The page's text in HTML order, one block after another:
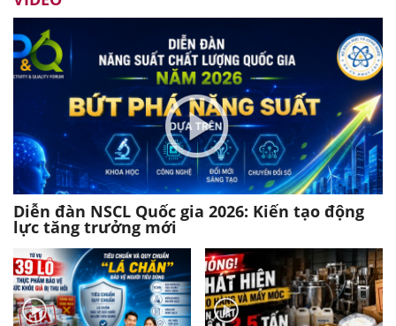
Diễn đàn NSCL Quốc gia 2026: Kiến tạo động
lực tăng trưởng mới